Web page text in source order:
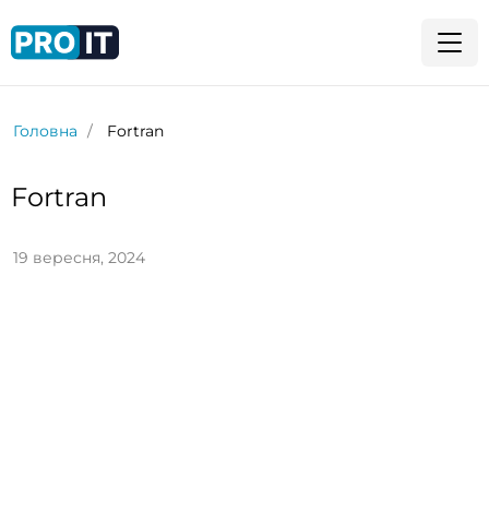
Головна Fortran
Fortran
19 вересня, 2024